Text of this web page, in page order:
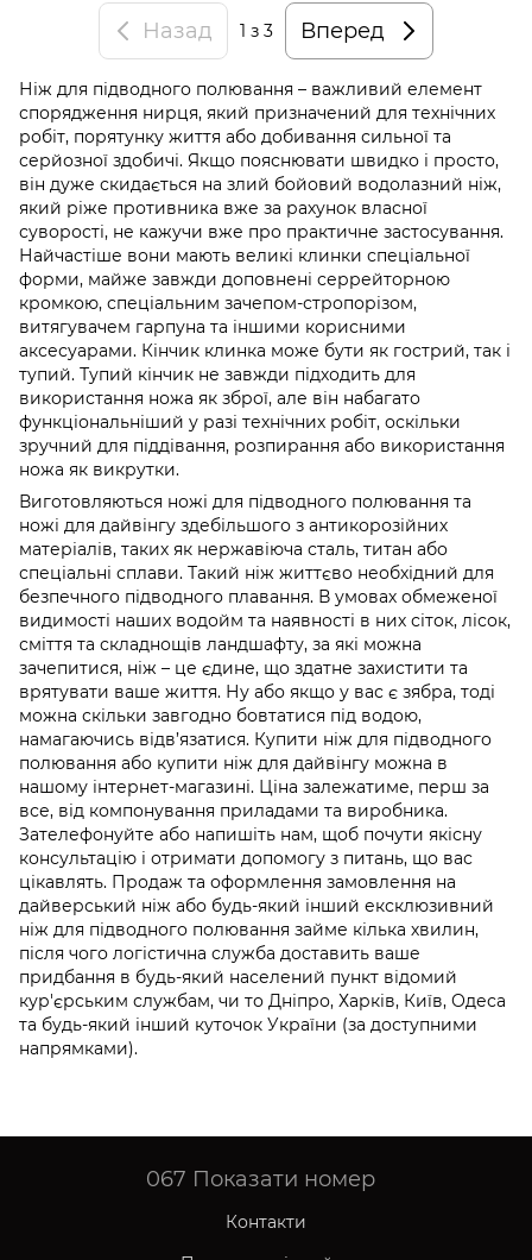
Назад 1 з 3 Вперед
Ніж для підводного полювання – важливий елемент
спорядження нирця, який призначений для технічних
робіт, порятунку життя або добивання сильної та
серйозної здобичі. Якщо пояснювати швидко і просто,
він дуже скидається на злий бойовий водолазний ніж,
який ріже противника вже за рахунок власної
суворості, не кажучи вже про практичне застосування.
Найчастіше вони мають великі клинки спеціальної
форми, майже завжди доповнені серрейторною
кромкою, спеціальним зачепом-стропорізом,
витягувачем гарпуна та іншими корисними
аксесуарами. Кінчик клинка може бути як гострий, так і
тупий. Тупий кінчик не завжди підходить для
використання ножа як зброї, але він набагато
функціональніший у разі технічних робіт, оскільки
зручний для піддівання, розпирання або використання
ножа як викрутки.
Виготовляються ножі для підводного полювання та
ножі для дайвінгу здебільшого з антикорозійних
матеріалів, таких як нержавіюча сталь, титан або
спеціальні сплави. Такий ніж життєво необхідний для
безпечного підводного плавання. В умовах обмеженої
видимості наших водойм та наявності в них сіток, лісок,
сміття та складнощів ландшафту, за які можна
зачепитися, ніж – це єдине, що здатне захистити та
врятувати ваше життя. Ну або якщо у вас є зябра, тоді
можна скільки завгодно бовтатися під водою,
намагаючись відв’язатися. Купити ніж для підводного
полювання або купити ніж для дайвінгу можна в
нашому інтернет-магазині. Ціна залежатиме, перш за
все, від компонування приладами та виробника.
Зателефонуйте або напишіть нам, щоб почути якісну
консультацію і отримати допомогу з питань, що вас
цікавлять. Продаж та оформлення замовлення на
дайверський ніж або будь-який інший ексклюзивний
ніж для підводного полювання займе кілька хвилин,
після чого логістична служба доставить ваше
придбання в будь-який населений пункт відомий
кур'єрським службам, чи то Дніпро, Харків, Київ, Одеса
та будь-який інший куточок України (за доступними
напрямками).
067 Показати номер
Контакти